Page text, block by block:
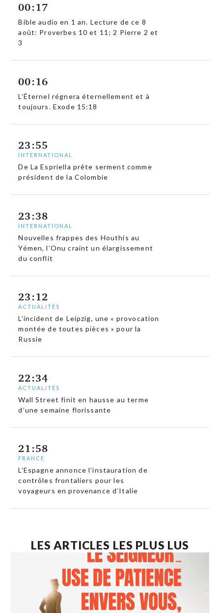
00:17
Bible audio en 1 an. Lecture de ce 8
août: Proverbes 10 et 11; 2 Pierre 2 et
3
00:16
L’Éternel régnera éternellement et à
toujours. Exode 15:18
23:55
INTERNATIONAL
De La Espriella prête serment comme
président de la Colombie
23:38
INTERNATIONAL
Nouvelles frappes des Houthis au
Yémen, l’Onu craint un élargissement
du conflit
23:12
ACTUALITÉS
L’incident de Leipzig, une « provocation
montée de toutes pièces » pour la
Russie
22:34
ACTUALITÉS
Wall Street finit en hausse au terme
d’une semaine florissante
21:58
FRANCE
L’Espagne annonce l’instauration de
contrôles frontaliers pour les
voyageurs en provenance d’Italie
LES ARTICLES LES PLUS LUS